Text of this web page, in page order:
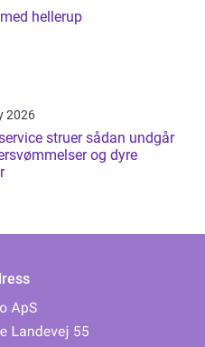
hellerup
2026
struer sådan undgår
og dyre